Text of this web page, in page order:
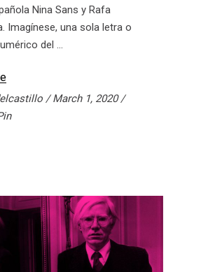
Nina Sans y Rafa
Imagínese, una sola letra o
del
March 1, 2020